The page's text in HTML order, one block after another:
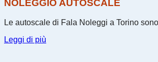
NOLEGGIO AUTOSCALE
Le autoscale di Fala Noleggi a Torino
Leggi di più